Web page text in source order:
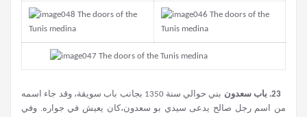
23. با ب سعدون
بني حوالي سنة 1350 بجانب باب سويقة، وقد جاء اسمه
من اسم رجل صالح يدعى سيدي بو سعدون،كان يعيش في جواره. وفي